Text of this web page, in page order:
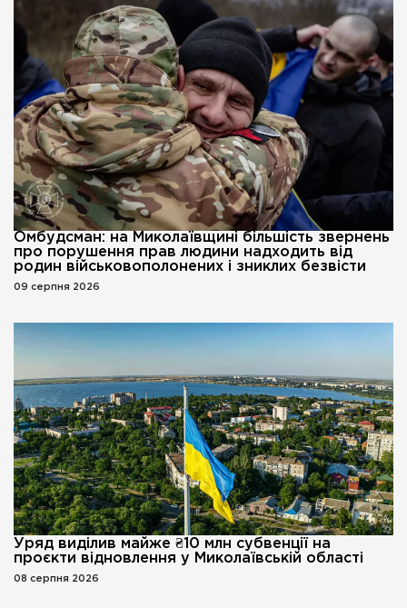
Омбудсман: на Миколаївщині більшість звернень
про порушення прав людини надходить від
родин військовополонених і зниклих безвісти
09 серпня 2026
Уряд виділив майже ₴10 млн субвенції на
проєкти відновлення у Миколаївській області
08 серпня 2026